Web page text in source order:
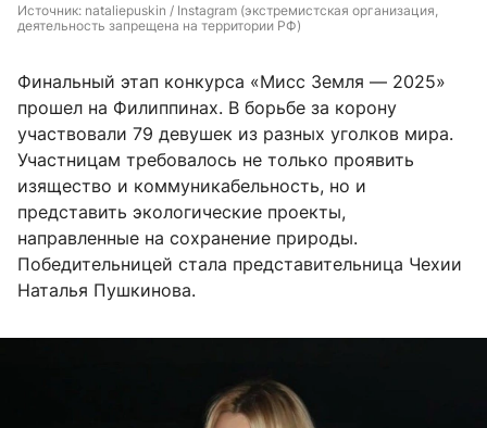
Источник: nataliepuskin / Instagram (экстремистская организация,
деятельность запрещена на территории РФ)
Финальный этап конкурса «Мисс Земля — 2025»
прошел на Филиппинах. В борьбе за корону
участвовали 79 девушек из разных уголков мира.
Участницам требовалось не только проявить
изящество и коммуникабельность, но и
представить экологические проекты,
направленные на сохранение природы.
Победительницей стала представительница Чехии
Наталья Пушкинова.